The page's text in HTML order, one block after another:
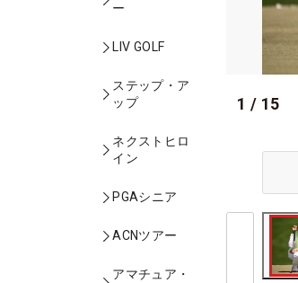
ー
LIV GOLF
ステップ・ア
ップ
ネクストヒロ
イン
PGAシニア
ACNツアー
アマチュア・
1 / 15